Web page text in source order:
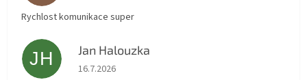
Rychlost komunikace super
JH Jan Halouzka
Hodnocení obchodu je 5 z 5 hvězdiček.
16.7.2026